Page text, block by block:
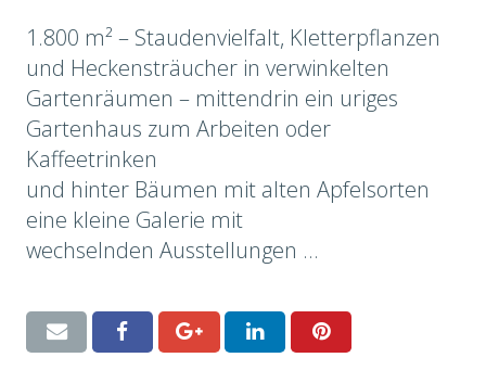
1.800 m² – Staudenvielfalt, Kletterpflanzen
und Heckensträucher in verwinkelten
Gartenräumen – mittendrin ein uriges
Gartenhaus zum Arbeiten oder
Kaffeetrinken
und hinter Bäumen mit alten Apfelsorten
eine kleine Galerie mit
wechselnden Ausstellungen …